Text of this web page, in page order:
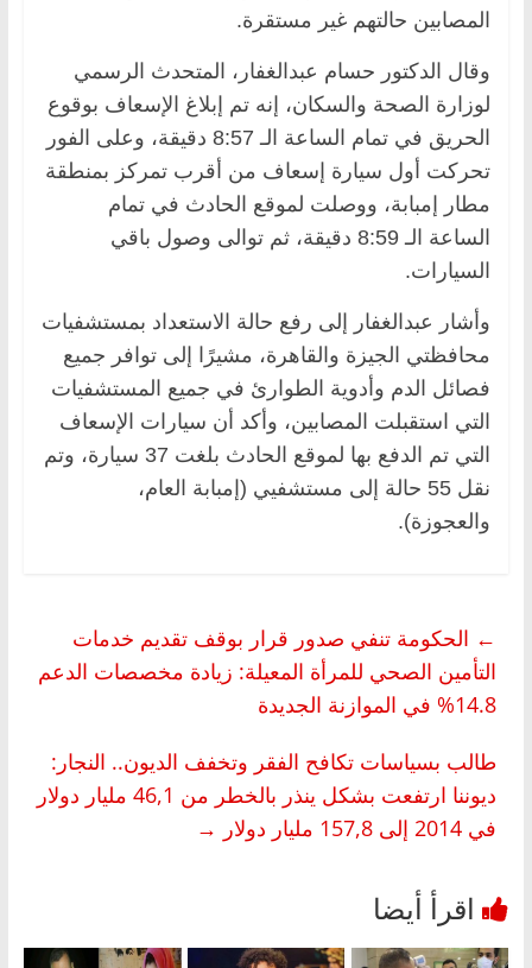
المصابين حالتهم غير مستقرة.
وقال الدكتور حسام عبدالغفار، المتحدث الرسمي
لوزارة الصحة والسكان، إنه تم إبلاغ الإسعاف بوقوع
الحريق في تمام الساعة الـ 8:57 دقيقة، وعلى الفور
تحركت أول سيارة إسعاف من أقرب تمركز بمنطقة
مطار إمبابة، ووصلت لموقع الحادث في تمام
الساعة الـ 8:59 دقيقة، ثم توالى وصول باقي
السيارات.
وأشار عبدالغفار إلى رفع حالة الاستعداد بمستشفيات
محافظتي الجيزة والقاهرة، مشيرًا إلى توافر جميع
فصائل الدم وأدوية الطوارئ في جميع المستشفيات
التي استقبلت المصابين، وأكد أن سيارات الإسعاف
التي تم الدفع بها لموقع الحادث بلغت 37 سيارة، وتم
نقل 55 حالة إلى مستشفيي (إمبابة العام،
والعجوزة).
← الحكومة تنفي صدور قرار بوقف تقديم خدمات
التأمين الصحي للمرأة المعيلة: زيادة مخصصات الدعم
14.8% في الموازنة الجديدة
طالب بسياسات تكافح الفقر وتخفف الديون.. النجار:
ديوننا ارتفعت بشكل ينذر بالخطر من 46,1 مليار دولار
في 2014 إلى 157,8 مليار دولار
→